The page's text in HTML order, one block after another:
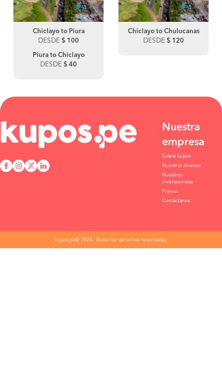
Chiclayo to Piura
DESDE $ 100
Piura to Chiclayo
DESDE $ 40
Chiclayo to Chulucanas
DESDE $ 120
Nuestra
empresa
Sobre kupos
Nuestras alianzas
Nuestros
inversionistas
Prensa
Contáctanos
kupos.pe© 2026. Todos los derechos reservados.